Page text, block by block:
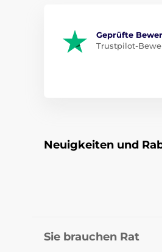
Geprüfte
Trustpilot-
Neuigkeiten und
Sie brauchen Rat